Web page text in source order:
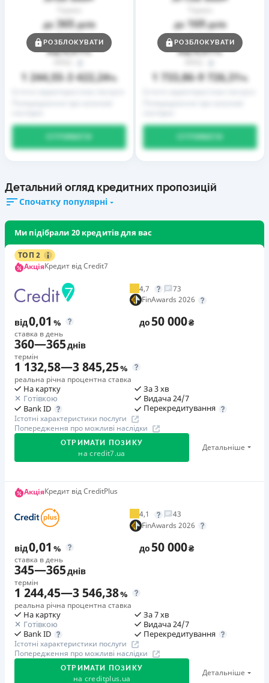
до 365днів
Ставка
від0,01%
1 244,55– 3 422,24%
ОТРИМАТИ
РОЗБЛОКУВАТИ
до 169днів
Ставка
від0,01%
1 733,86– 9 726,31%
ОТРИМАТИ
РОЗБЛОКУВАТИ
Детальний огляд кредитних пропозицій
Спочатку популярні
Ми підібрали 20 кредитів для вас
ТОП 2
АкціяКредит від Credit7
4,7
73
FinAwards 2026
від0,01 %
ставка в день
до50 000₴
360—365днів
термін
1 132,58—3 845,25%
реальна річна процентна ставка
На картку
Готівкою
Bank ID
За 3 хв
Видача 24/7
Перекредитування
Істотні характеристики послуги
Попередження про можливі наслідки
ОТРИМАТИ ПОЗИКУ
на credit7.ua
Детальніше
Акція: «Кешбек за друга»
Коли друг реєструється та отримує перший кредит
(від 1000 грн), клієнт автоматично отримує 400 грн
кешбеку. Акція триває до 10.12.2026
🥉 Бронза FinAwards 2026
Бронзовий призер FinAwards 2026 «Найкраща програма
лояльності»
Перший займ
вiд 0,01%/день до 30 000 ₴
Повторний займ
вiд 0,95%/день до 50 000 ₴
Додаткова комісія за дострокове погашення
АкціяКредит від CreditPlus
4,1
43
FinAwards 2026
від0,01 %
ставка в день
до50 000₴
345—365днів
термін
1 244,45—3 546,38%
реальна річна процентна ставка
На картку
Готівкою
Bank ID
За 7 хв
Видача 24/7
Перекредитування
Істотні характеристики послуги
Попередження про можливі наслідки
ОТРИМАТИ ПОЗИКУ
на creditplus.ua
Детальніше